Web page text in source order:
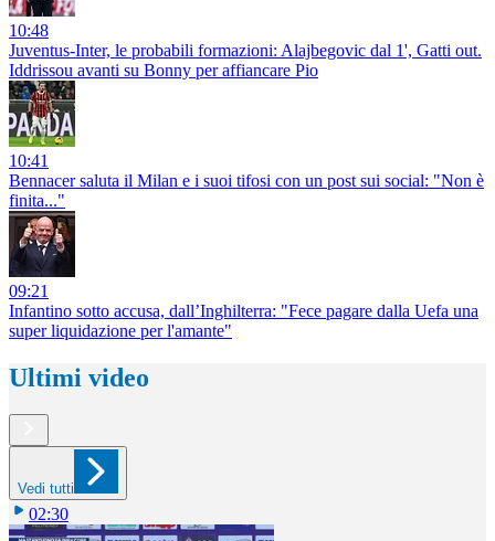
10:48
Juventus-Inter, le probabili formazioni: Alajbegovic dal 1', Gatti out.
Iddrissou avanti su Bonny per affiancare Pio
10:41
Bennacer saluta il Milan e i suoi tifosi con un post sui social: "Non è
finita..."
09:21
Infantino sotto accusa, dall’Inghilterra: "Fece pagare dalla Uefa una
super liquidazione per l'amante"
Ultimi video
Vedi tutti
02:30